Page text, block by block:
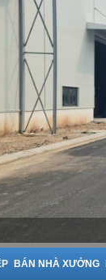
BÁN NHÀ XƯỞNG